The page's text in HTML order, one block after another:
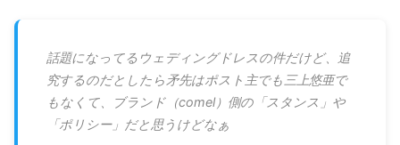
話題になってるウェディングドレスの件だけど、追
究するのだとしたら矛先はポスト主でも三上悠亜で
もなくて、ブランド（comel）側の「スタンス」や
「ポリシー」だと思うけどなぁ